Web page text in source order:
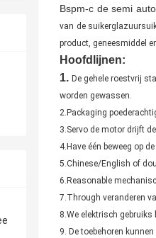
Bspm-c de semi
van de
product, geneesmiddel
Hoofdlijnen:
1. De gehele roestvrij
worden gewassen.
2.Packaging
3.Servo de motor drijft
4.Have één beweeg op
5.Chinese/English of
6.Reasonable
7.Through veranderen
8.We elektrisch gebruiks
9. De toebehoren